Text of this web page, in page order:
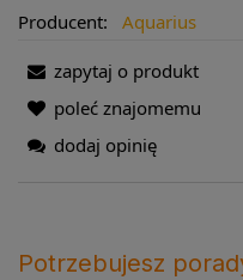
Producent:
Aquarius
zapytaj o produkt
poleć znajomemu
dodaj opinię
Potrzebujesz